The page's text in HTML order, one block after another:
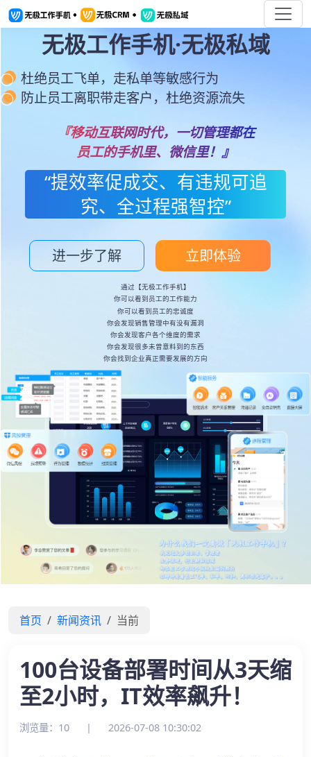
无极工作手机·无极私域
杜绝员工飞单，走私单等敏感行为
防止员工离职带走客户，杜绝资源流失
『移动互联网时代，一切管理都在
员工的手机里、微信里！』
“提效率促成交、有违规可追
究、全过程强智控”
进一步了解 立即体验
通过【无极工作手机】
你可以看到员工的工作能力
你可以看到员工的忠诚度
你会发现销售管理中有没有漏洞
你会发现客户各个维度的需求
你会发现很多未曾意料到的东西
你会找到企业真正需要发展的方向
首页 新闻资讯 当前
100台设备部署时间从3天缩
至2小时，IT效率飙升！
浏览量：10 | 2026-07-08 10:30:02